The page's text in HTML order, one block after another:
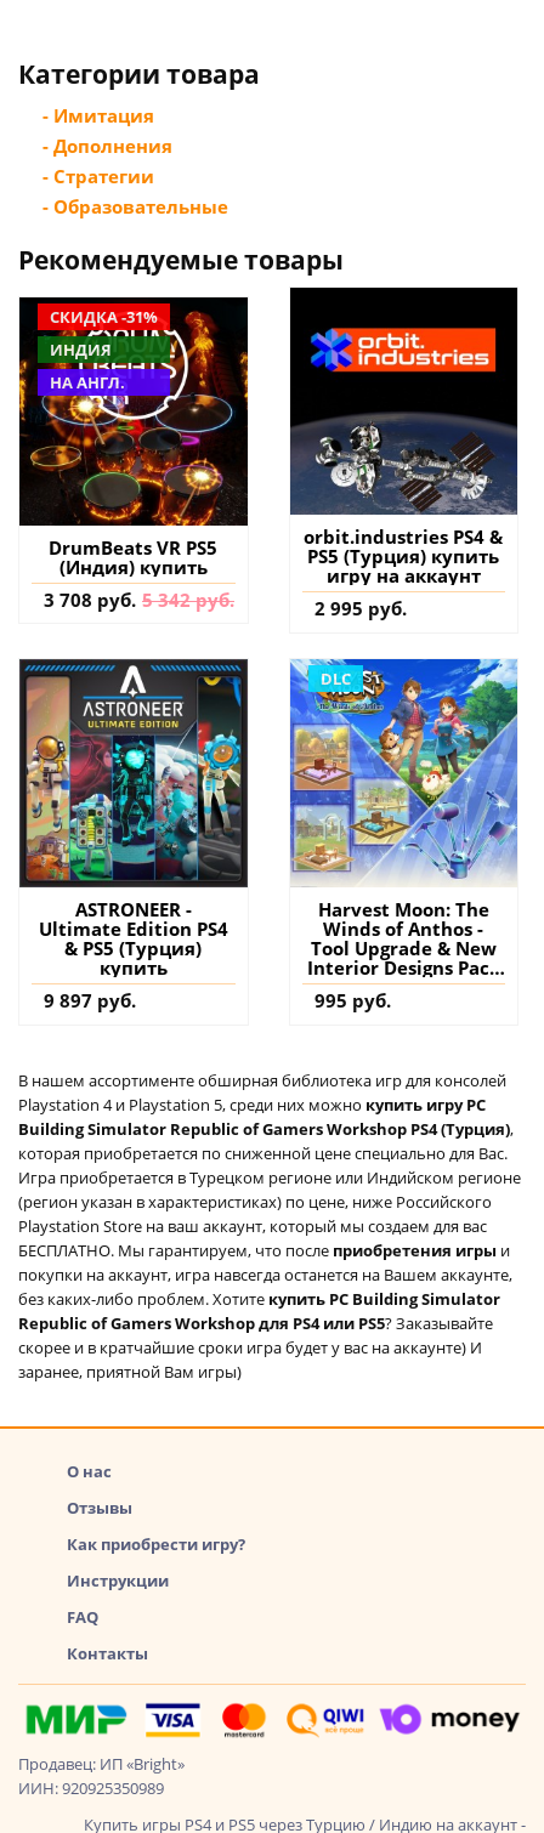
Категории товара
- Имитация
- Дополнения
- Стратегии
- Образовательные
Рекомендуемые товары
СКИДКА -31%
ИНДИЯ
НА АНГЛ.
DrumBeats VR PS5
(Индия) купить
3 708 руб. 5 342 руб.
orbit.industries PS4 &
PS5 (Турция) купить
игру на аккаунт
2 995 руб.
ASTRONEER -
Ultimate Edition PS4
& PS5 (Турция)
купить
9 897 руб.
DLC
Harvest Moon: The
Winds of Anthos -
Tool Upgrade & New
Interior Designs Pack
PS5 (Турция) купить
дополнение на
995 руб.
В нашем ассортименте обширная библиотека игр для консолей
Playstation 4 и Playstation 5, среди них можно купить игру PC
Building Simulator Republic of Gamers Workshop PS4 (Турция),
которая приобретается по сниженной цене специально для Вас.
Игра приобретается в Турецком регионе или Индийском регионе
(регион указан в характеристиках) по цене, ниже Российского
Playstation Store на ваш аккаунт, который мы создаем для вас
БЕСПЛАТНО. Мы гарантируем, что после приобретения игры и
покупки на аккаунт, игра навсегда останется на Вашем аккаунте,
без каких-либо проблем. Хотите купить PC Building Simulator
Republic of Gamers Workshop для PS4 или PS5? Заказывайте
скорее и в кратчайшие сроки игра будет у вас на аккаунте) И
заранее, приятной Вам игры)
О нас
Отзывы
Как приобрести игру?
Инструкции
FAQ
Контакты
Продавец: ИП «Bright»
ИИН: 920925350989
Купить игры PS4 и PS5 через Турцию / Индию на аккаунт -